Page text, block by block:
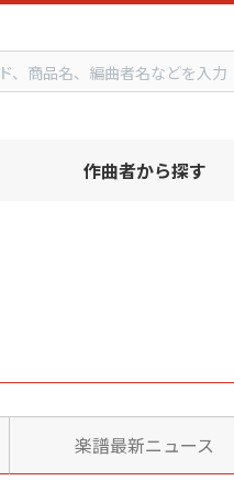
作曲者から探す
楽譜最新ニュース